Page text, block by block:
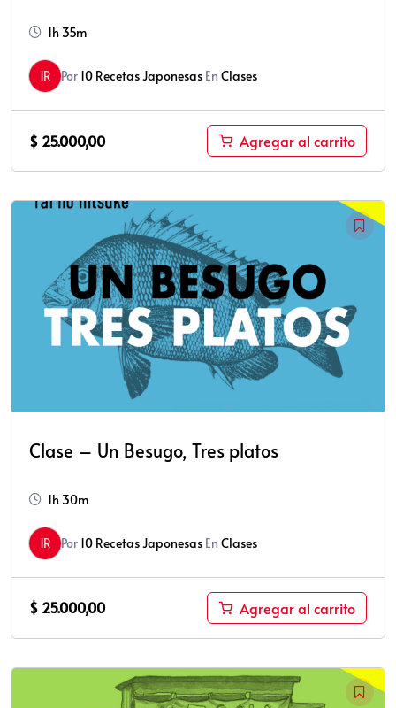
1h 35m
1R Por 10 Recetas Japonesas En Clases
$ 25.000,00 Agregar al carrito
Clase – Un Besugo, Tres platos
1h 30m
1R Por 10 Recetas Japonesas En Clases
$ 25.000,00 Agregar al carrito